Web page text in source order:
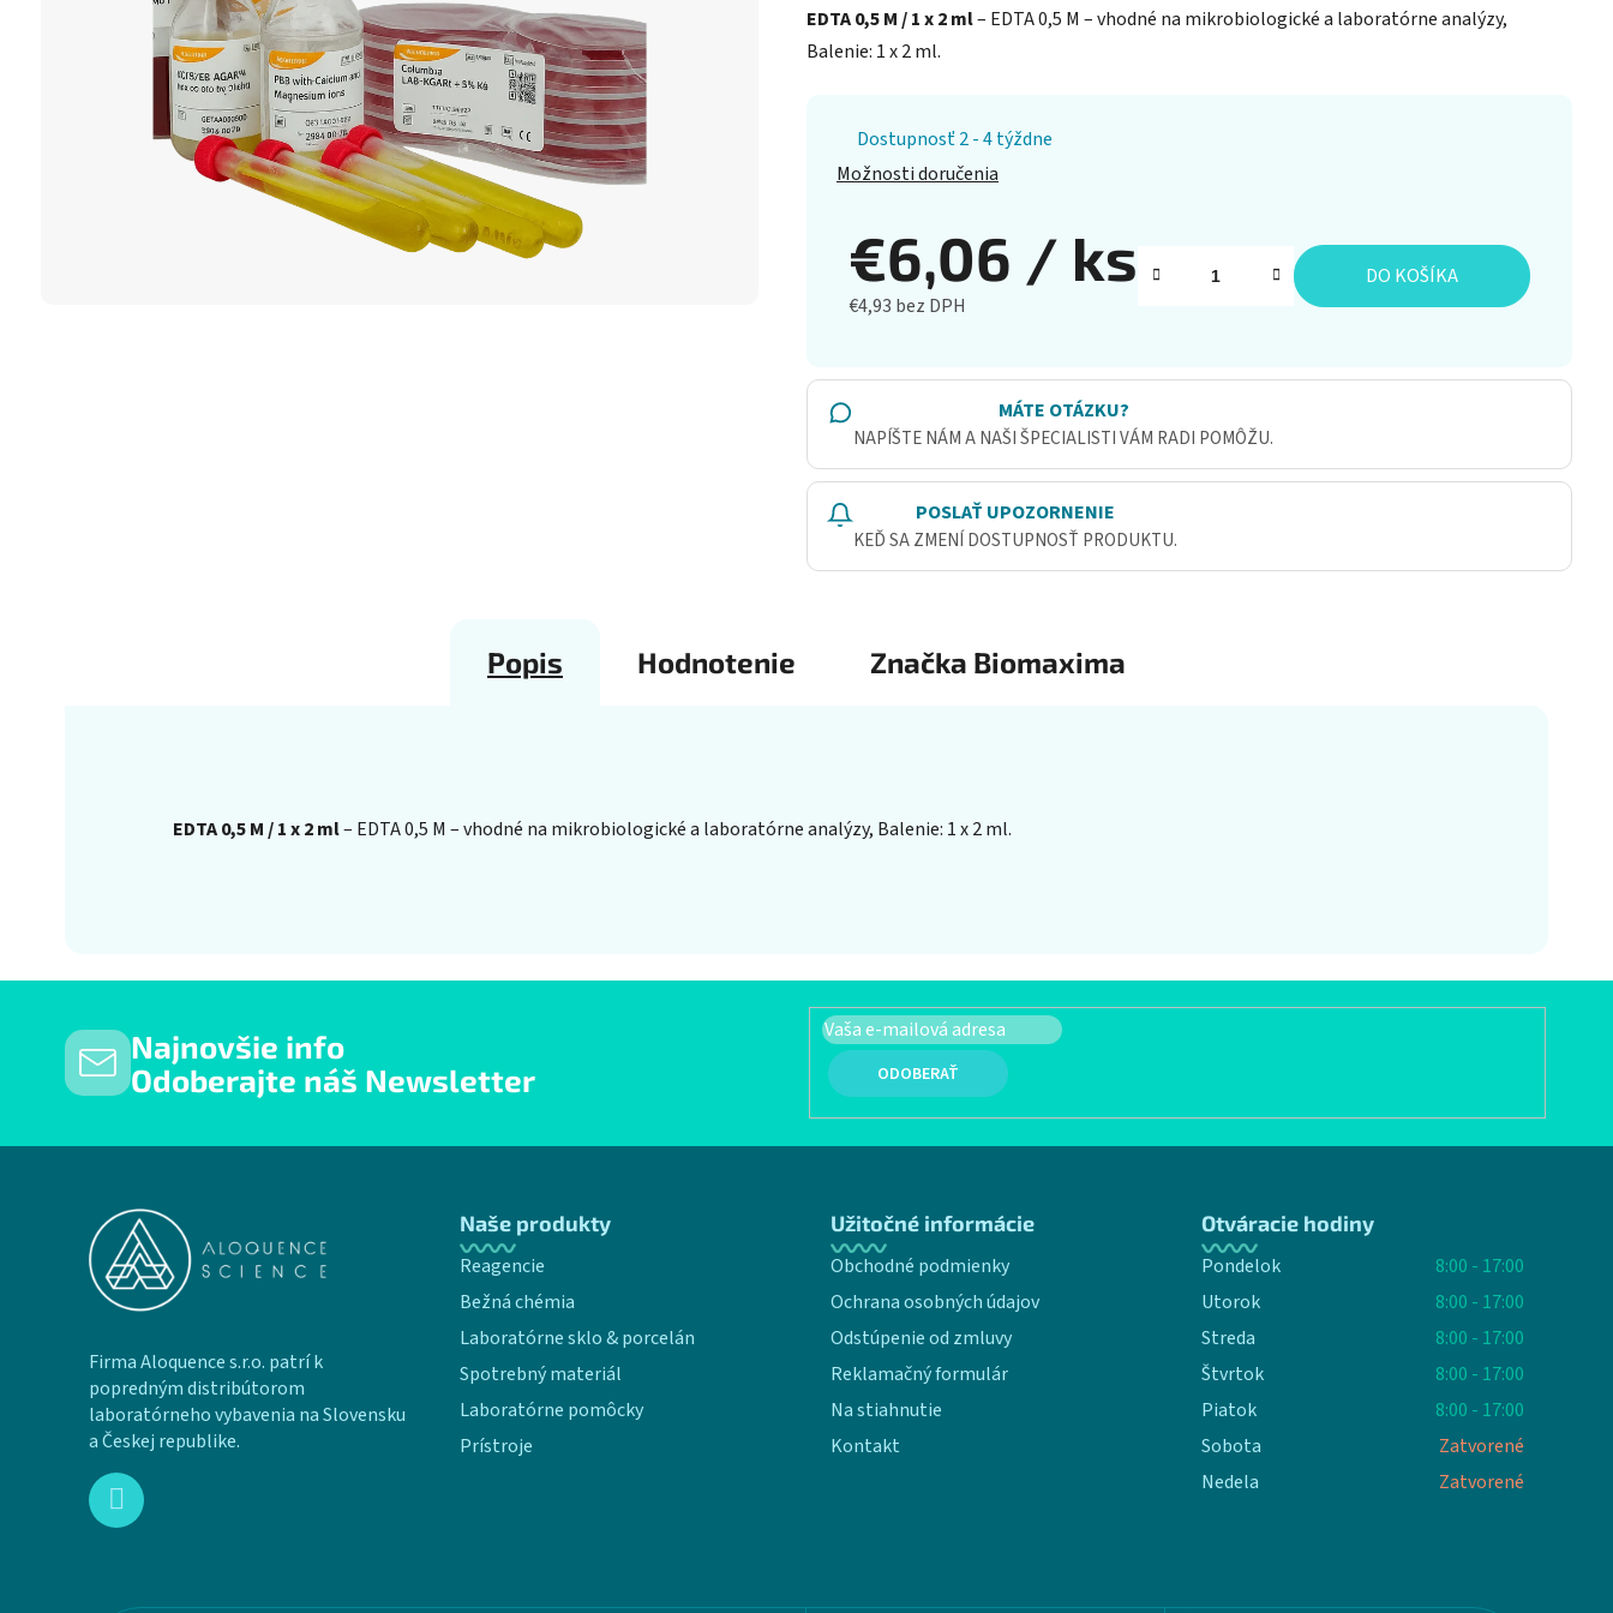
EDTA 0,5 M / 1 x 2 ml– EDTA 0,5 M – vhodné na mikrobiologické a laboratórne analýzy,
Balenie: 1 x 2 ml.
Dostupnosť 2 - 4 týždne
Možnosti doručenia
€6,06 / ks
€4,93 bez DPH
DO KOŠÍKA
MÁTE OTÁZKU?
NAPÍŠTE NÁM A NAŠI ŠPECIALISTI VÁM RADI POMÔŽU.
POSLAŤ UPOZORNENIE
KEĎ SA ZMENÍ DOSTUPNOSŤ PRODUKTU.
Popis Hodnotenie Značka Biomaxima
EDTA 0,5 M / 1 x 2 ml– EDTA 0,5 M – vhodné na mikrobiologické a laboratórne analýzy, Balenie: 1 x 2 ml.
Najnovšie info
Odoberajte náš Newsletter
PRIHLÁSIŤ SA
Firma Aloquence s.r.o. patrí k
popredným distribútorom
laboratórneho vybavenia na Slovensku
a Českej republike.
Naše produkty
Reagencie
Bežná chémia
Laboratórne sklo & porcelán
Spotrebný materiál
Laboratórne pomôcky
Prístroje
Užitočné informácie
Obchodné podmienky
Ochrana osobných údajov
Odstúpenie od zmluvy
Reklamačný formulár
Na stiahnutie
Kontakt
Otváracie hodiny
Pondelok
8:00 - 17:00
Utorok
8:00 - 17:00
Streda
8:00 - 17:00
Štvrtok
8:00 - 17:00
Piatok
8:00 - 17:00
Sobota
Zatvorené
Nedela
Zatvorené